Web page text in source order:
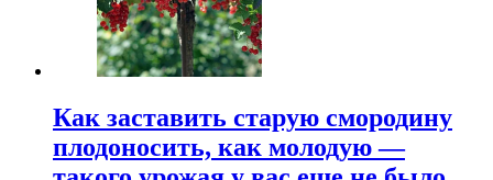
Как заставить старую смородину
плодоносить, как молодую —